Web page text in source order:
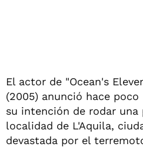
El actor de "Ocean's
(2005) anunció hace poco
su intención de rodar una
localidad de L'Aquila,
devastada por el